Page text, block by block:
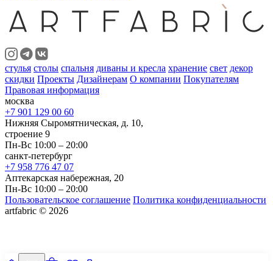
стулья столы спальня диваны и кресла хранение свет декор
скидки Проекты Дизайнерам О компании Покупателям
Правовая информация
москва
+7 901 129 00 60
Нижняя Сыромятническая, д. 10,
строение 9
Пн-Вс 10:00 – 20:00
санкт-петербург
+7 958 776 47 07
Аптекарская набережная, 20
Пн-Вс 10:00 – 20:00
Пользовательское соглашение Политика конфиденциальности
artfabric © 2026